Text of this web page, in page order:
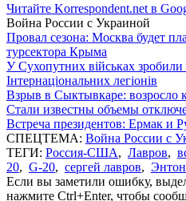
Читайте Korrespondent.net в
Война России с Украиной
Провал сезона: Москва будет
турсектора Крыма
У Сухопутних військах зробили
Інтернаціональних легіонів
Взрыв в Сыктывкаре: возросло
Стали известны объемы
Встреча президентов: Ермак и
СПЕЦТЕМА: Война России с
ТЕГИ: Россия-США, Лавров,
20, G-20, сергей лавров,
Если вы заметили ошибку,
нажмите Ctrl+Enter, чтобы